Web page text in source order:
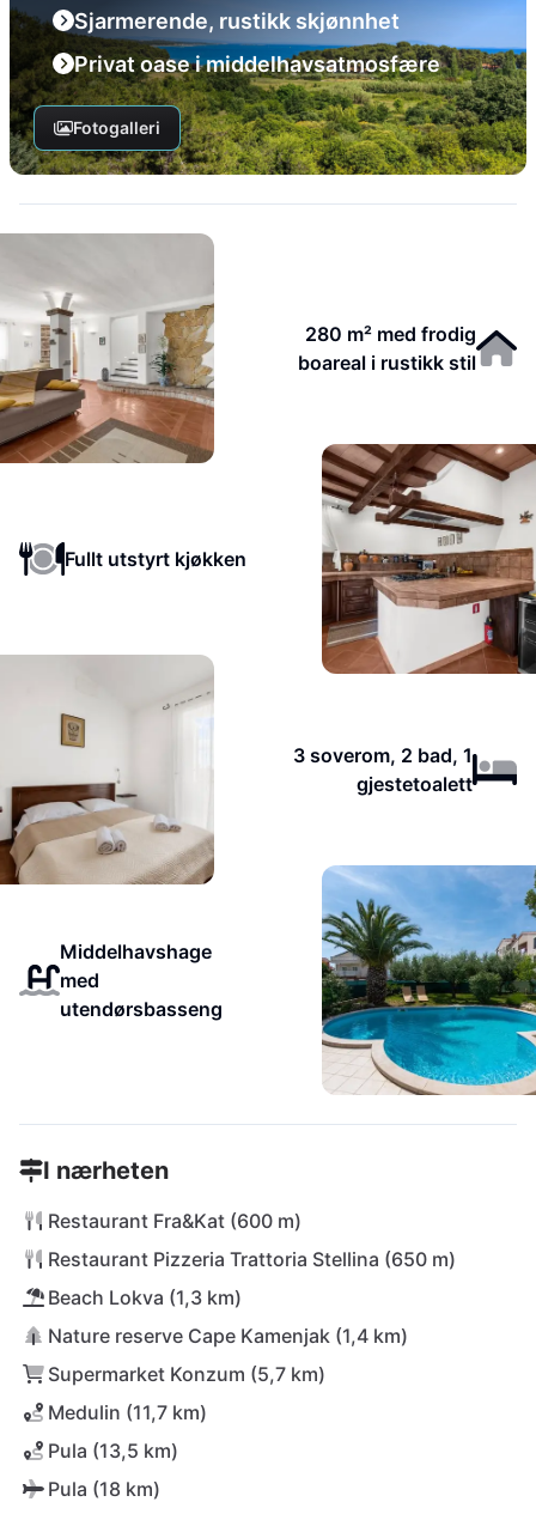
Sjarmerende, rustikk skjønnhet
Privat oase i middelhavsatmosfære
Fotogalleri
280 m² med frodig
boareal i rustikk stil
Fullt utstyrt kjøkken
3 soverom, 2 bad, 1
gjestetoalett
Middelhavshage
med
utendørsbasseng
I nærheten
Restaurant Fra&Kat (600 m)
Restaurant Pizzeria Trattoria Stellina (650 m)
Beach Lokva (1,3 km)
Nature reserve Cape Kamenjak (1,4 km)
Supermarket Konzum (5,7 km)
Medulin (11,7 km)
Pula (13,5 km)
Pula (18 km)